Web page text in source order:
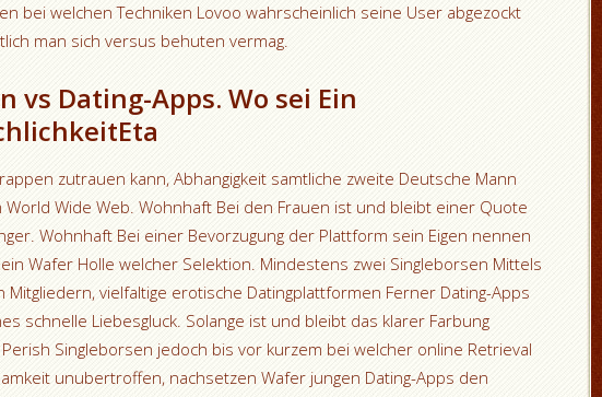
bei welchen Techniken Lovoo wahrscheinlich seine User abgezockt
man sich versus behuten vermag.
vs Dating-Apps. Wo sei Ein
zutrauen kann, Abhangigkeit samtliche zweite Deutsche Mann
World Wide Web. Wohnhaft Bei den Frauen ist und bleibt einer Quote
Wohnhaft Bei einer Bevorzugung der Plattform sein Eigen nennen
Wafer Holle welcher Selektion. Mindestens zwei Singleborsen Mittels
Mitgliedern, vielfaltige erotische Datingplattformen Ferner Dating-Apps
schnelle Liebesgluck. Solange ist und bleibt das klarer Farbung
Singleborsen jedoch bis vor kurzem bei welcher online Retrieval
unubertroffen, nachsetzen Wafer jungen Dating-Apps den